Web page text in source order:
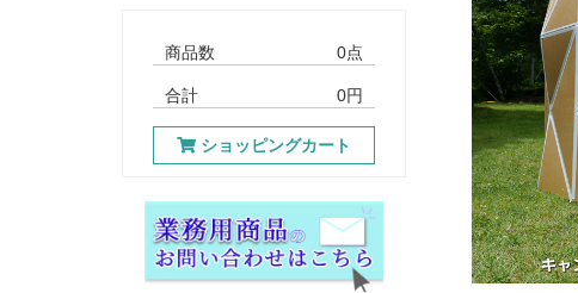
商品数 0点
合計 0円
ショッピングカート